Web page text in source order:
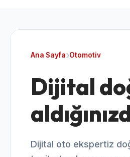
Ana Sayfa Otomotiv
Dijital
Dijital oto ekspertiz